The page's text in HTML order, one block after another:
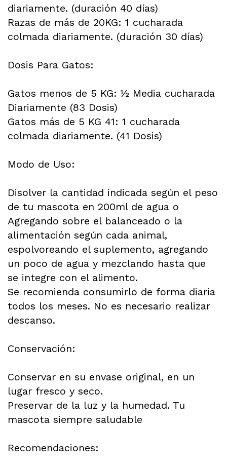
diariamente. (duración 40 días)
Razas de más de 20KG: 1 cucharada
colmada diariamente. (duración 30 días)
Dosis Para Gatos:
Gatos menos de 5 KG: ½ Media cucharada
Diariamente (83 Dosis)
Gatos más de 5 KG 41: 1 cucharada
colmada diariamente. (41 Dosis)
Modo de Uso:
Disolver la cantidad indicada según el peso
de tu mascota en 200ml de agua o
Agregando sobre el balanceado o la
alimentación según cada animal,
espolvoreando el suplemento, agregando
un poco de agua y mezclando hasta que
se integre con el alimento.
Se recomienda consumirlo de forma diaria
todos los meses. No es necesario realizar
descanso.
Conservación:
Conservar en su envase original, en un
lugar fresco y seco.
Preservar de la luz y la humedad. Tu
mascota siempre saludable
Recomendaciones: